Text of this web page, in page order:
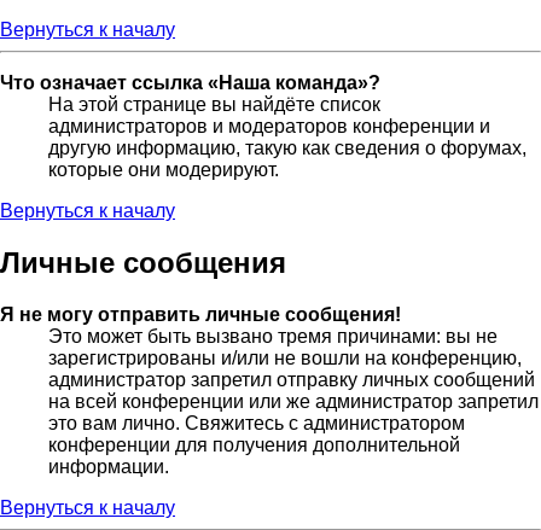
Вернуться к началу
Что означает ссылка «Наша команда»?
На этой странице вы найдёте список
администраторов и модераторов конференции и
другую информацию, такую как сведения о форумах,
которые они модерируют.
Вернуться к началу
Личные сообщения
Я не могу отправить личные сообщения!
Это может быть вызвано тремя причинами: вы не
зарегистрированы и/или не вошли на конференцию,
администратор запретил отправку личных сообщений
на всей конференции или же администратор запретил
это вам лично. Свяжитесь с администратором
конференции для получения дополнительной
информации.
Вернуться к началу